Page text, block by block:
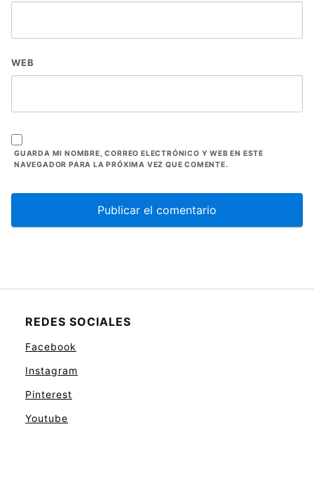
WEB
GUARDA MI NOMBRE, CORREO ELECTRÓNICO Y WEB EN ESTE
NAVEGADOR PARA LA PRÓXIMA VEZ QUE COMENTE.
REDES SOCIALES
Facebook
Instagram
Pinterest
Youtube